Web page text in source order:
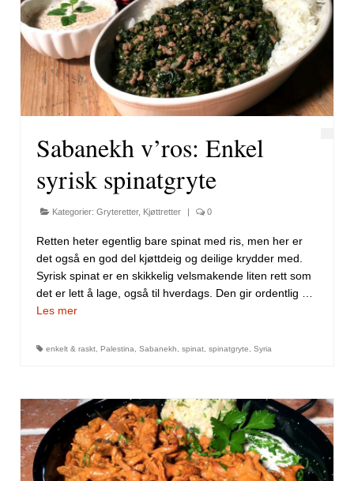
Sabanekh v’ros: Enkel
syrisk spinatgryte
Kategorier: Gryteretter, Kjøttretter | 0
Retten heter egentlig bare spinat med ris, men her er
det også en god del kjøttdeig og deilige krydder med.
Syrisk spinat er en skikkelig velsmakende liten rett som
det er lett å lage, også til hverdags. Den gir ordentlig …
Les mer
enkelt & raskt Palestina Sabanekh spinat spinatgryte Syria